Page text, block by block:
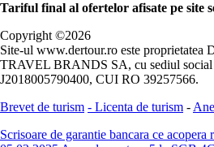
Tariful final al ofertelor afisate pe site
Copyright ©2026
Site-ul www.dertour.ro este
TRAVEL BRANDS SA, cu sediul social
J2018005790400, CUI RO 39257566.
Brevet de turism - Licenta de turism -
Scrisoare de garantie bancara ce